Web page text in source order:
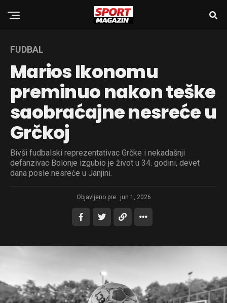
FUDBAL
Marios Ikonomu
preminuo nakon teške
saobraćajne nesreće u
Grčkoj
Bivši fudbalski reprezentativac Grčke i nekadašnji
defanzivac Bolonje izgubio je život u 34. godini, devet
dana posle nesreće u Janjini.
Objavljeno pre: jun 1, 2026